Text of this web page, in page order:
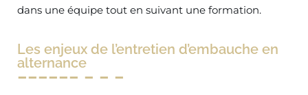
dans une équipe tout en suivant une formation.
Les enjeux de l’entretien d’embauche en
alternance